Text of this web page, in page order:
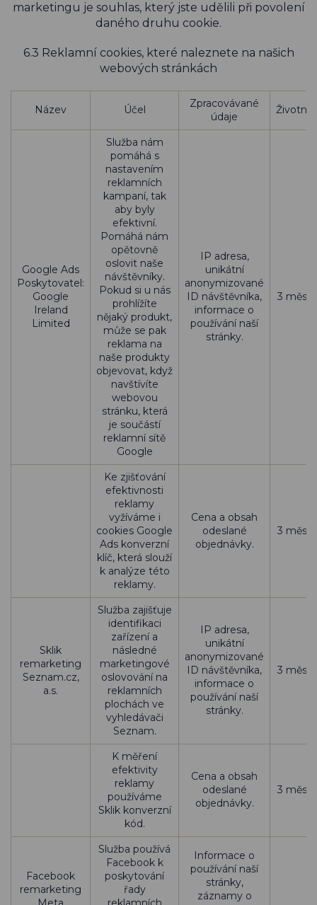
marketingu je souhlas, který jste udělili při povolení
daného druhu cookie.
6.3 Reklamní cookies, které naleznete na našich
webových stránkách
Název Účel
Zpracovávané
údaje
Google Ads
Poskytovatel:
Google
Ireland
Limited
Služba nám
pomáhá s
nastavením
reklamních
kampaní, tak
aby byly
efektivní.
Pomáhá nám
opětovně
oslovit naše
návštěvníky.
Pokud si u nás
prohlížíte
nějaký produkt,
může se pak
reklama na
naše produkty
objevovat, když
navštívíte
webovou
stránku, která
je součástí
reklamní sítě
Google
IP adresa,
unikátní
anonymizované
ID návštěvníka,
informace o
používání naší
stránky.
3
Ke zjišťování
efektivnosti
reklamy
vyžíváme i
cookies Google
Ads konverzní
klíč, která slouží
k analýze této
reklamy.
Cena a obsah
odeslané
objednávky.
3
Sklik
remarketing
Seznam.cz,
a.s.
Služba zajišťuje
identifikaci
zařízení a
následné
marketingové
oslovování na
reklamních
plochách ve
vyhledávači
Seznam.
IP adresa,
unikátní
anonymizované
ID návštěvníka,
informace o
používání naší
stránky.
3
K měření
efektivity
reklamy
používáme
Sklik konverzní
kód.
Cena a obsah
odeslané
objednávky.
3
Facebook
remarketing
Služba používá
Facebook k
poskytování
řady
Informace o
používání naší
stránky,
záznamy o